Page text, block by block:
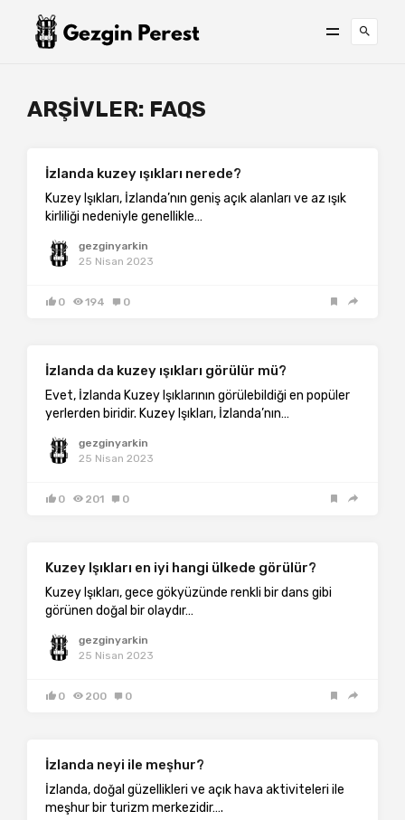
ARŞIVLER: FAQS
İzlanda kuzey ışıkları nerede?
Kuzey Işıkları, İzlanda’nın geniş açık alanları ve az ışık
kirliliği nedeniyle genellikle…
gezginyarkin
25 Nisan 2023
0 194 0
İzlanda da kuzey ışıkları görülür mü?
Evet, İzlanda Kuzey Işıklarının görülebildiği en popüler
yerlerden biridir. Kuzey Işıkları, İzlanda’nın…
gezginyarkin
25 Nisan 2023
0 201 0
Kuzey Işıkları en iyi hangi ülkede görülür?
Kuzey Işıkları, gece gökyüzünde renkli bir dans gibi
görünen doğal bir olaydır…
gezginyarkin
25 Nisan 2023
0 200 0
İzlanda neyi ile meşhur?
İzlanda, doğal güzellikleri ve açık hava aktiviteleri ile
meşhur bir turizm merkezidir….